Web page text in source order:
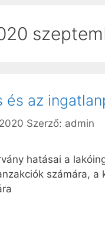
és az
Szerző: admin
hatásai a
számára, a